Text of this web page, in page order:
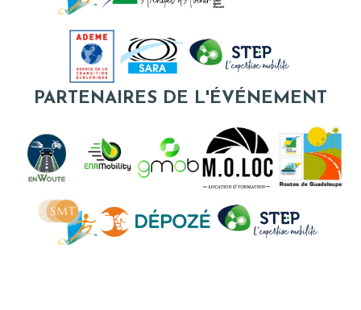
PARTENAIRES DE L'ÉVÉNEMENT